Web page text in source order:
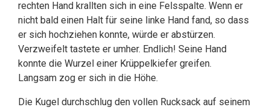
rechten Hand krallten sich in eine Felsspalte. Wenn er
nicht bald einen Halt für seine linke Hand fand, so dass
er sich hochziehen konnte, würde er abstürzen.
Verzweifelt tastete er umher. Endlich! Seine Hand
konnte die Wurzel einer Krüppelkiefer greifen.
Langsam zog er sich in die Höhe.
Die Kugel durchschlug den vollen Rucksack auf seinem